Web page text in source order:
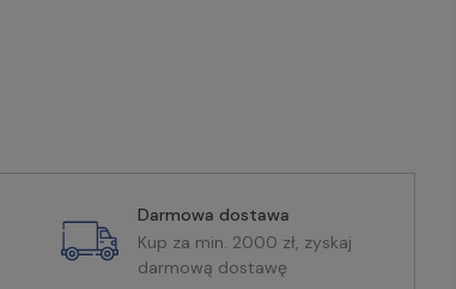
Darmowa dostawa
Kup za min. 2000 zł, zyskaj
darmową dostawę